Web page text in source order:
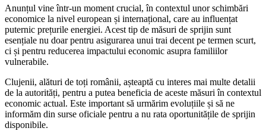
Anunțul vine într-un moment crucial, în contextul unor schimbări
economice la nivel european și internațional, care au influențat
puternic prețurile energiei. Acest tip de măsuri de sprijin sunt
esențiale nu doar pentru asigurarea unui trai decent pe termen scurt,
ci și pentru reducerea impactului economic asupra familiilor
vulnerabile.
Clujenii, alături de toți românii, așteaptă cu interes mai multe detalii
de la autorități, pentru a putea beneficia de aceste măsuri în contextul
economic actual. Este important să urmărim evoluțiile și să ne
informăm din surse oficiale pentru a nu rata oportunitățile de sprijin
disponibile.